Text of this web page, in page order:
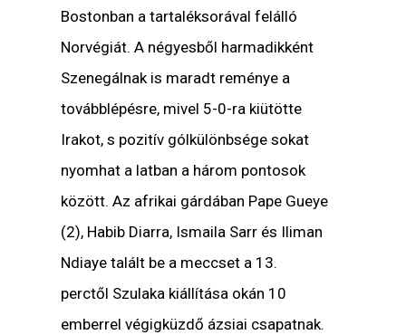
Bostonban a tartaléksorával felálló
Norvégiát. A négyesből harmadikként
Szenegálnak is maradt reménye a
továbblépésre, mivel 5-0-ra kiütötte
Irakot, s pozitív gólkülönbsége sokat
nyomhat a latban a három pontosok
között. Az afrikai gárdában Pape Gueye
(2), Habib Diarra, Ismaila Sarr és Iliman
Ndiaye talált be a meccset a 13.
perctől Szulaka kiállítása okán 10
emberrel végigküzdő ázsiai csapatnak.